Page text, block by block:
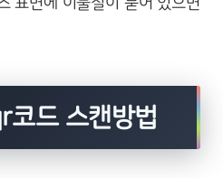
코드 스캔방법